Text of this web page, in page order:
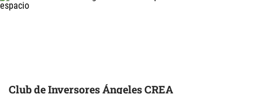
Club de Inversores Ángeles CREA